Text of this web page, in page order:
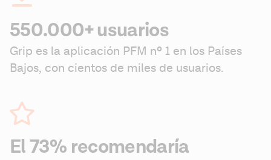
550.000+ usuarios
Grip es la aplicación PFM nº 1 en los Países
Bajos, con cientos de miles de usuarios.
El 73% recomendaría